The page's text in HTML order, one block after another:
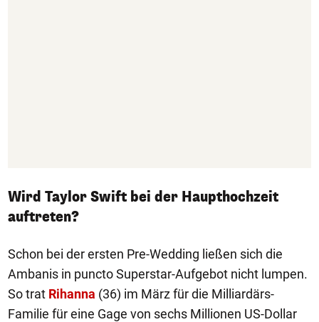
Wird Taylor Swift bei der Haupthochzeit
auftreten?
Schon bei der ersten Pre-Wedding ließen sich die
Ambanis in puncto Superstar-Aufgebot nicht lumpen.
So trat Rihanna (36) im März für die Milliardärs-
Familie für eine Gage von sechs Millionen US-Dollar